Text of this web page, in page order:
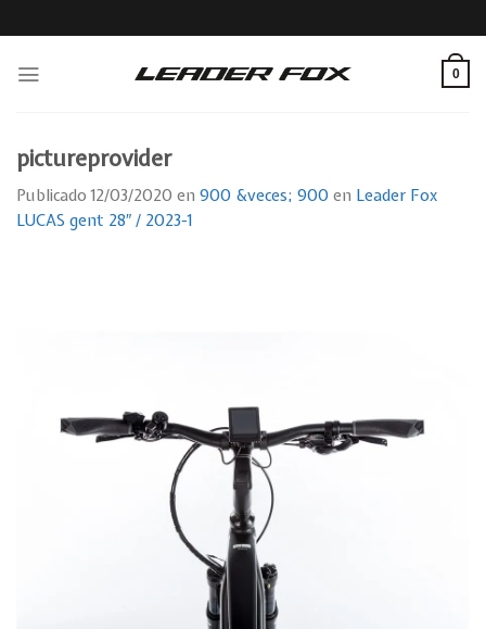
to
0
pictureprovider
Publicado12/03/2020 en 900 &veces; 900 en Leader Fox
LUCAS gent 28″ / 2023-1